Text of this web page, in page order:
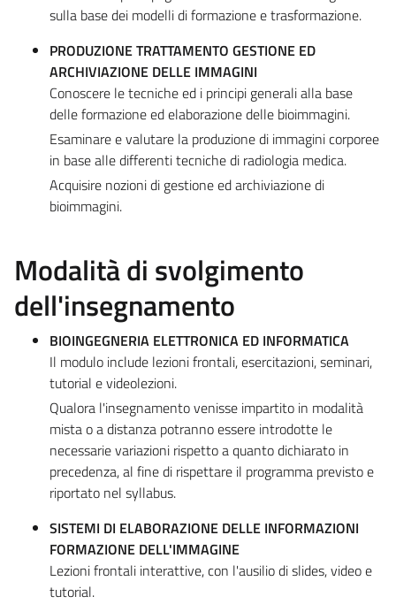
sulla base dei modelli di formazione e trasformazione.
PRODUZIONE TRATTAMENTO GESTIONE ED
ARCHIVIAZIONE DELLE IMMAGINI
Conoscere le tecniche ed i principi generali alla base
delle formazione ed elaborazione delle bioimmagini.
Esaminare e valutare la produzione di immagini corporee
in base alle differenti tecniche di radiologia medica.
Acquisire nozioni di gestione ed archiviazione di
bioimmagini.
Modalità di svolgimento
dell'insegnamento
BIOINGEGNERIA ELETTRONICA ED INFORMATICA
Il modulo include lezioni frontali, esercitazioni, seminari,
tutorial e videolezioni.
Qualora l'insegnamento venisse impartito in modalità
mista o a distanza potranno essere introdotte le
necessarie variazioni rispetto a quanto dichiarato in
precedenza, al fine di rispettare il programma previsto e
riportato nel syllabus.
SISTEMI DI ELABORAZIONE DELLE INFORMAZIONI
FORMAZIONE DELL'IMMAGINE
Lezioni frontali interattive, con l'ausilio di slides, video e
tutorial.